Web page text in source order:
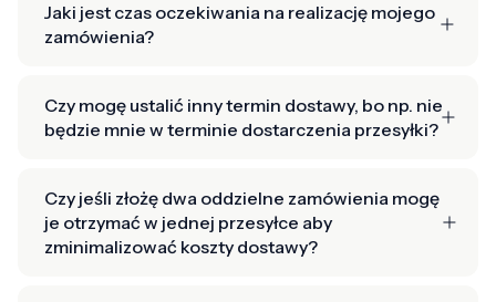
Jaki jest czas oczekiwania na realizację mojego
zamówienia?
Czy mogę ustalić inny termin dostawy, bo np. nie
będzie mnie w terminie dostarczenia przesyłki?
Czy jeśli złożę dwa oddzielne zamówienia mogę
je otrzymać w jednej przesyłce aby
zminimalizować koszty dostawy?